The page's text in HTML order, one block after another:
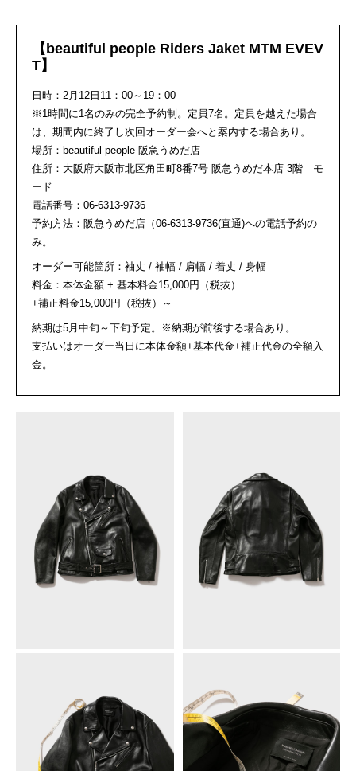
【beautiful people Riders Jaket MTM EVEV
T】
日時：2月12日11：00～19：00
※1時間に1名のみの完全予約制。定員7名。定員を越えた場合
は、期間内に終了し次回オーダー会へと案内する場合あり。
場所：beautiful people 阪急うめだ店
住所：大阪府大阪市北区角田町8番7号 阪急うめだ本店 3階 モ
ード
電話番号：06-6313-9736
予約方法：阪急うめだ店（06-6313-9736(直通)への電話予約の
み。
オーダー可能箇所：袖丈 / 袖幅 / 肩幅 / 着丈 / 身幅
料金：本体金額 + 基本料金15,000円（税抜）
+補正料金15,000円（税抜）～
納期は5月中旬～下旬予定。※納期が前後する場合あり。
支払いはオーダー当日に本体金額+基本代金+補正代金の全額入
金。